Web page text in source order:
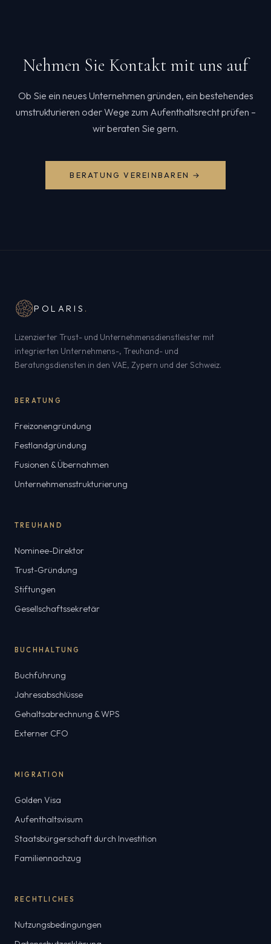
Nehmen Sie Kontakt mit uns auf
Ob Sie ein neues Unternehmen gründen, ein bestehendes
umstrukturieren oder Wege zum Aufenthaltsrecht prüfen –
wir beraten Sie gern.
BERATUNG VEREINBAREN →
POLARIS .
Lizenzierter Trust- und Unternehmensdienstleister mit
integrierten Unternehmens-, Treuhand- und
Beratungsdiensten in den VAE, Zypern und der Schweiz.
BERATUNG
Freizonengründung
Festlandgründung
Fusionen & Übernahmen
Unternehmensstrukturierung
TREUHAND
Nominee-Direktor
Trust-Gründung
Stiftungen
Gesellschaftssekretär
BUCHHALTUNG
Buchführung
Jahresabschlüsse
Gehaltsabrechnung & WPS
Externer CFO
MIGRATION
Golden Visa
Aufenthaltsvisum
Staatsbürgerschaft durch Investition
Familiennachzug
RECHTLICHES
Nutzungsbedingungen